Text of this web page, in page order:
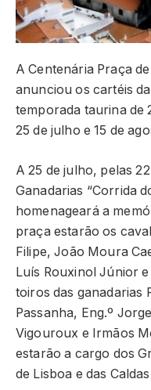
A Centenária Praça
anunciou os cartéis
temporada taurina de
25 de julho e 15 de
A 25 de julho, pelas
Ganadarias “Corrida
homenageará a
praça estarão os
Filipe, João Moura
Luís Rouxinol Júnior
toiros das ganadarias
Passanha, Eng.º
Vigouroux e Irmãos
estarão a cargo dos
de Lisboa e das